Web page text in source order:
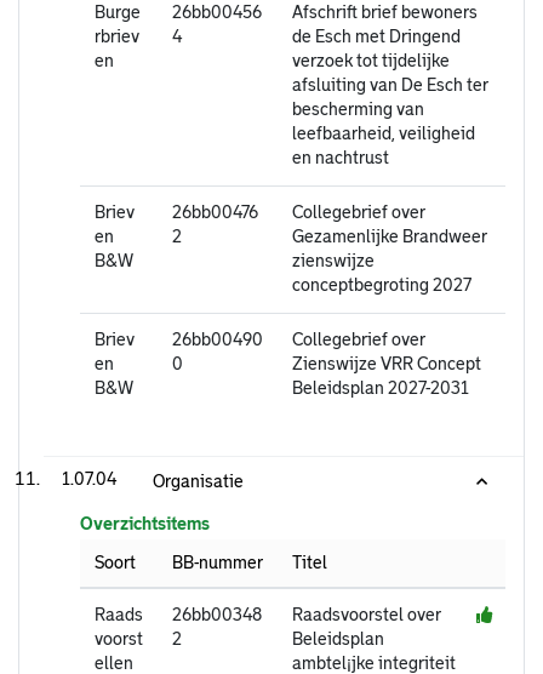
Burge
rbriev
en
26bb00456
4
Afschrift brief bewoners
de Esch met Dringend
verzoek tot tijdelijke
afsluiting van De Esch ter
bescherming van
leefbaarheid, veiligheid
en nachtrust
Briev
en
B&W
26bb00476
2
Collegebrief over
Gezamenlijke Brandweer
zienswijze
conceptbegroting 2027
Briev
en
B&W
26bb00490
0
Collegebrief over
Zienswijze VRR Concept
Beleidsplan 2027-2031
1.07.04 Organisatie
Overzichtsitems
Soort
BB-nummer Titel
Raads
voorst
ellen
26bb00348
2
Raadsvoorstel over
Beleidsplan
ambtel¡jke integriteit